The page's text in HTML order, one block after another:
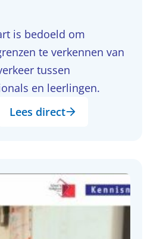
is bedoeld om
te verkennen van
tussen
en leerlingen.
Lees direct